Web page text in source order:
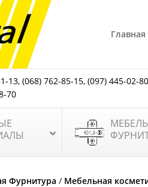
Главная
13,(068) 762-85-15,(097) 445-02-80
70
Фурнитура / Мебельная